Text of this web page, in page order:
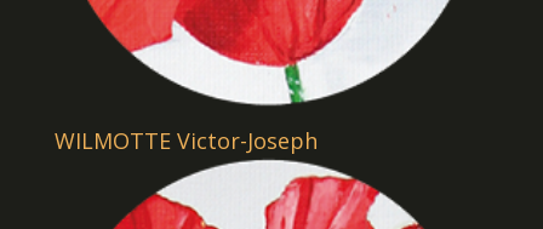
WILMOTTE Victor-Joseph